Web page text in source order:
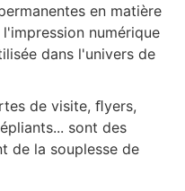
en matière
numérique
dans l'univers de
de visite, ﬂyers,
sont des
de la souplesse de